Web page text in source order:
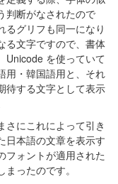
判断がなされたので
るグリフも同一になり
る文字ですので、書体
Unicode を使っていて
用・韓国語用と、それ
待する文字として表示
さにこれによって引き
日本語の文章を表示す
フォントが適用された
ったのです。